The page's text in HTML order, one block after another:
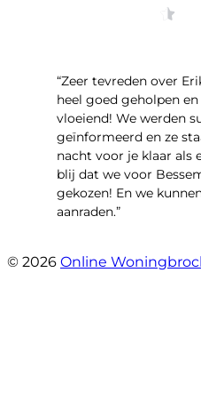
“Zeer tevreden over
heel goed geholpen
vloeiend! We werden
geïnformeerd en ze
nacht voor je klaar als
blij dat we voor
gekozen! En we
aanraden.”
© 2026 Online